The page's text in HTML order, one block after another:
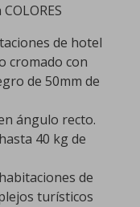
de hotel
cromado con
de 50mm de
ángulo recto.
40 kg de
de
turísticos